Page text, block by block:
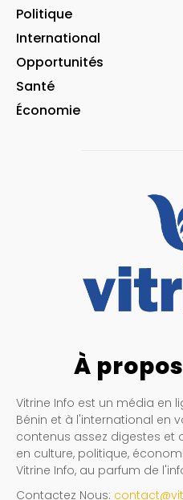
Politique
International
Opportunités
Santé
Économie
À
Vitrine Info est un média en
Bénin et à l'international en
contenus assez digestes et
en culture, politique,
Vitrine Info, au parfum de
Contactez Nous: